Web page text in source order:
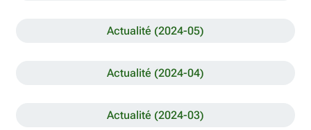
Actualité (2024-05)
Actualité (2024-04)
Actualité (2024-03)